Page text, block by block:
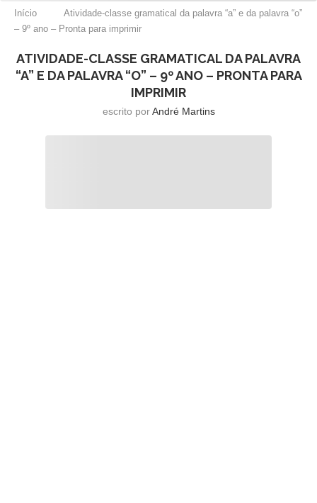
Início
Atividade-classe gramatical da palavra “a” e da palavra “o”
– 9º ano – Pronta para imprimir
ATIVIDADE-CLASSE GRAMATICAL DA PALAVRA
“A” E DA PALAVRA “O” – 9º ANO – PRONTA PARA
IMPRIMIR
escrito porAndré Martins